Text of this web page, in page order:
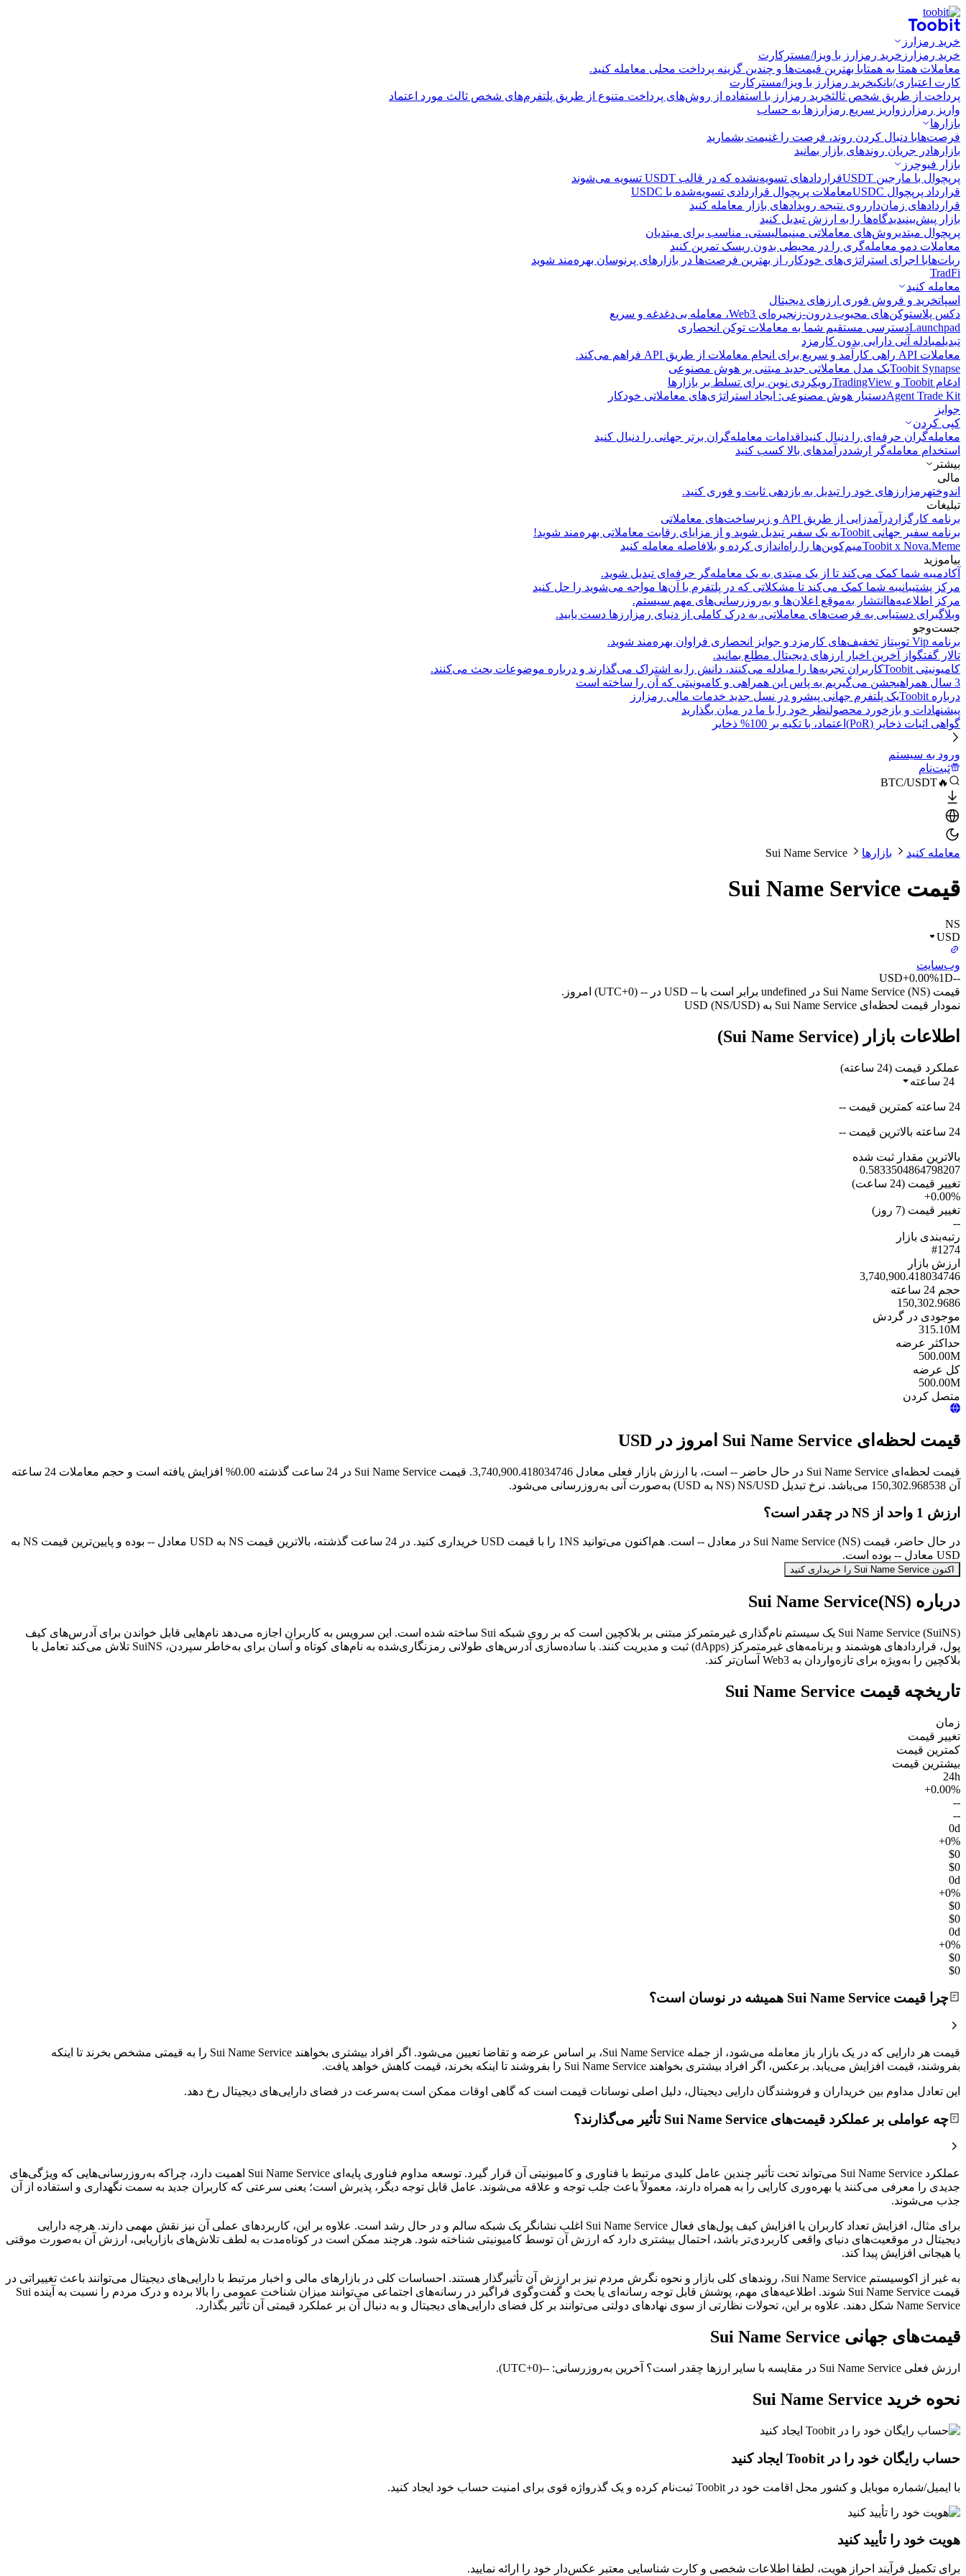
خرید رمزارز
خرید رمزارز خرید رمزارز با ویزا/مسترکارت
معاملات همتا به همتابا بهترین قیمت‌ها و چندین گزینه پرداخت محلی معامله کنید.
کارت اعتباری/بانکیخرید رمزارز با ویزا/مسترکارت
پرداخت از طریق شخص ثالثخرید رمزارز با استفاده از روش‌های پرداخت متنوع از طریق پلتفرم‌های شخص ثالث مورد اعتماد
واریز رمزارز واریز سریع رمزارزها به حساب
بازارها
فرصت‌هابا دنبال کردن روند، فرصت را غنیمت بشمارید
بازارهادر جریان روندهای بازار بمانید
بازار فیوچرز
پرپچوال با مارجین USDT
قراردادهای تسویه‌نشده که در قالب USDT تسویه می‌شوند
قرارداد پرپچوال USDC
معاملات پرپچوال قراردادی تسویه‌شده با USDC
قراردادهای زمان‌دار روی نتیجه رویدادهای بازار معامله کنید
بازار پیش‌بینیدیدگاه‌ها را به ارزش تبدیل کنید
پرپچوال مبتدیروش‌های معاملاتی مینیمالیستی، مناسب برای مبتدیان
معاملات دمو معامله‌گری را در محیطی بدون ریسک تمرین کنید
ربات‌هابا اجرای استراتژی‌های خودکار، از بهترین فرصت‌ها در بازارهای پرنوسان بهره‌مند شوید
TradFi
معامله کنید
اسپاتخرید و فروش فوری ارزهای دیجیتال
دکس پلاستوکن‌های محبوب درون-زنجیره‌ای Web3، معامله بی‌دغدغه و سریع
Launchpadدسترسی مستقیم شما به معاملات توکن انحصاری
تبدیلمبادله آنی دارایی بدون کارمزد
معاملات API
راهی کارآمد و سریع برای انجام معاملات از طریق API فراهم می‌کند.
Toobit Synapseیک مدل معاملاتی جدید مبتنی بر هوش مصنوعی
ادغام Toobit و TradingView
رویکردی نوین برای تسلط بر بازارها
Agent Trade Kitدستیار هوش مصنوعی: ایجاد استراتژی‌های معاملاتی خودکار
جوایز
کپی‌ کردن
معامله‌گران حرفه‌ای را دنبال کنید اقدامات معامله‌گران برتر جهانی را دنبال کنید
استخدام معامله‌گر ارشددرآمد‌های بالا کسب کنید
بیشتر
مالی
اندوختهرمزارزهای خود را تبدیل به بازدهی ثابت و فوری کنید.
تبلیغات
برنامه کارگزار درآمدزایی از طریق API و زیرساخت‌های معاملاتی
برنامه سفیر جهانی Toobit
به یک سفیر تبدیل شوید و از مزایای رقابت معاملاتی بهره‌مند شوید!
Toobit x Nova.Memeمیم‌کوین‌ها را راه‌اندازی کرده و بلافاصله معامله کنید
بیاموزید
آکادمیبه شما کمک می‌کند تا از یک مبتدی به یک معامله‌گر حرفه‌ای تبدیل شوید.
مرکز پشتیبانیبه شما کمک می‌کند تا مشکلاتی که در پلتفرم با آن‌ها مواجه می‌شوید را حل کنید
مرکز اطلاعیه‌ها انتشار به‌موقع اعلان‌ها و به‌روزرسانی‌های مهم سیستم.
وبلاگبرای دستیابی به فرصت‌های معاملاتی، به درک کاملی از دنیای رمزارزها دست یابید.
جست‌وجو
برنامه Vip توبیت
از تخفیف‌های کارمزد و جوایز انحصاری فراوان بهره‌مند شوید.
تالار گفتگو از آخرین اخبار ارزهای دیجیتال مطلع بمانید.
کامیونیتی Toobit
کاربران تجربه‌ها را مبادله می‌کنند، دانش را به اشتراک می‌گذارند و درباره موضوعات بحث می‌کنند.
3 سال همراهی
جشن می‌گیریم به پاس این همراهی و کامیونیتی که آن را ساخته است
درباره Toobit
یک پلتفرم جهانی پیشرو در نسل جدید خدمات مالی رمزارز
پیشنهادات و بازخورد محصولنظر خود را با ما در میان بگذارید
گواهی اثبات ذخایر (PoR)
اعتماد، با تکیه بر 100% ذخایر
ورود به سیستم
ثبت‌نام
🔥BTC/USDT
معامله کنید بازارها Sui Name Service
قیمت Sui Name Service
NS
USD
وب‌سایت
--
USD+0.00%1D
قیمت Sui Name Service (NS) در undefined برابر است با -- USD در -- (UTC+0) امروز.
نمودار قیمت لحظه‌ای Sui Name Service به USD (NS/USD)
اطلاعات بازار (Sui Name Service)
عملکرد قیمت (24 ساعته)
24 ساعته
24 ساعته کمترین قیمت --
24 ساعته بالاترین قیمت --
بالاترین مقدار ثبت شده
0.5833504864798207
تغییر قیمت (24 ساعت)
+0.00%
تغییر قیمت (7 روز)
--
رتبه‌بندی بازار
#1274
ارزش بازار
3,740,900.418034746
حجم 24 ساعته
150,302.9686
موجودی در گردش
315.10M
حداکثر عرضه
500.00M
کل عرضه
500.00M
متصل کردن
قیمت لحظه‌ای Sui Name Service امروز در USD
قیمت لحظه‌ای Sui Name Service در حال حاضر -- است، با ارزش بازار فعلی معادل 3,740,900.418034746. قیمت Sui Name Service در 24 ساعت گذشته 0.00% افزایش یافته است و حجم معاملات 24 ساعته
آن 150,302.968538 می‌باشد. نرخ تبدیل NS/USD (NS به USD) به‌صورت آنی به‌روزرسانی می‌شود.
ارزش 1 واحد از NS در چقدر است؟
در حال حاضر، قیمت Sui Name Service (NS) در معادل -- است. هم‌اکنون می‌توانید 1NS را با قیمت USD خریداری کنید. در 24 ساعت گذشته، بالاترین قیمت NS به USD معادل -- بوده و پایین‌ترین قیمت NS به
USD معادل -- بوده است.
اکنون Sui Name Service را خریداری کنید
درباره Sui Name Service(NS)
Sui Name Service (SuiNS) یک سیستم نام‌گذاری غیرمتمرکز مبتنی بر بلاکچین است که بر روی شبکه Sui ساخته شده است. این سرویس به کاربران اجازه می‌دهد نام‌هایی قابل خواندن برای آدرس‌های کیف
پول، قراردادهای هوشمند و برنامه‌های غیرمتمرکز (dApps) ثبت و مدیریت کنند. با ساده‌سازی آدرس‌های طولانی رمزنگاری‌شده به نام‌های کوتاه و آسان برای به‌خاطر سپردن، SuiNS تلاش می‌کند تعامل با
بلاکچین را به‌ویژه برای تازه‌واردان به Web3 آسان‌تر کند.
تاریخچه قیمت Sui Name Service
زمان
تغییر قیمت
کمترین قیمت
بیشترین قیمت
24h
+0.00%
--
--
0d
+0%
$0
$0
0d
+0%
$0
$0
0d
+0%
$0
$0
چرا قیمت Sui Name Service همیشه در نوسان است؟
قیمت هر دارایی که در یک بازار باز معامله می‌شود، از جمله Sui Name Service، بر اساس عرضه و تقاضا تعیین می‌شود. اگر افراد بیشتری بخواهند Sui Name Service را به قیمتی مشخص بخرند تا اینکه
بفروشند، قیمت افزایش می‌یابد. برعکس، اگر افراد بیشتری بخواهند Sui Name Service را بفروشند تا اینکه بخرند، قیمت کاهش خواهد یافت.
این تعادل مداوم بین خریداران و فروشندگان دارایی دیجیتال، دلیل اصلی نوسانات قیمت است که گاهی اوقات ممکن است به‌سرعت در فضای دارایی‌های دیجیتال رخ دهد.
چه عواملی بر عملکرد قیمت‌های Sui Name Service تأثیر می‌گذارند؟
عملکرد Sui Name Service می‌تواند تحت تأثیر چندین عامل کلیدی مرتبط با فناوری و کامیونیتی آن قرار گیرد. توسعه مداوم فناوری پایه‌ای Sui Name Service اهمیت دارد، چراکه به‌روزرسانی‌هایی که ویژگی‌های
جدیدی را معرفی می‌کنند یا بهره‌وری کارایی را به همراه دارند، معمولاً باعث جلب توجه و علاقه‌ می‌شوند. عامل قابل توجه دیگر، پذیرش است؛ یعنی سرعتی که کاربران جدید به سمت نگهداری و استفاده از آن
جذب می‌شوند.
برای مثال، افزایش تعداد کاربران یا افزایش کیف پول‌های فعال Sui Name Service اغلب نشانگر یک شبکه سالم و در حال رشد است. علاوه بر این، کاربردهای عملی آن نیز نقش مهمی دارند. هرچه دارایی
دیجیتال در موقعیت‌های دنیای واقعی کاربردی‌تر باشد، احتمال بیشتری دارد که ارزش آن توسط کامیونیتی شناخته شود. هرچند ممکن است در کوتاه‌مدت به لطف تلاش‌های بازاریابی، ارزش آن به‌صورت موقتی
یا هیجانی افزایش پیدا کند.
به غیر از اکوسیستم Sui Name Service، روندهای کلی بازار و نحوه نگرش مردم نیز بر ارزش آن تأثیرگذار هستند. احساسات کلی در بازارهای مالی و اخبار مرتبط با دارایی‌های دیجیتال می‌توانند باعث تغییراتی در
قیمت Sui Name Service شوند. اطلاعیه‌های مهم، پوشش قابل توجه رسانه‌ای یا بحث و گفت‌وگوی فراگیر در رسانه‌های اجتماعی می‌توانند میزان شناخت عمومی را بالا برده و درک مردم را نسبت به آینده Sui
Name Service شکل دهند. علاوه بر این، تحولات نظارتی از سوی نهادهای دولتی می‌توانند بر کل فضای دارایی‌های دیجیتال و به‌ دنبال آن بر عملکرد قیمتی آن تأثیر بگذارد.
قیمت‌های جهانی Sui Name Service
ارزش فعلی Sui Name Service در مقایسه با سایر ارزها چقدر است؟ آخرین به‌روزرسانی: --(UTC+0).
نحوه خرید Sui Name Service
حساب رایگان خود را در Toobit ایجاد کنید
با ایمیل/شماره موبایل و کشور محل اقامت خود در Toobit ثبت‌نام کرده و یک گذرواژه قوی برای امنیت حساب خود ایجاد کنید.
هویت خود را تأیید کنید
برای تکمیل فرآیند احراز هویت، لطفا اطلاعات شخصی و کارت شناسایی معتبر عکس‌دار خود را ارائه نمایید.